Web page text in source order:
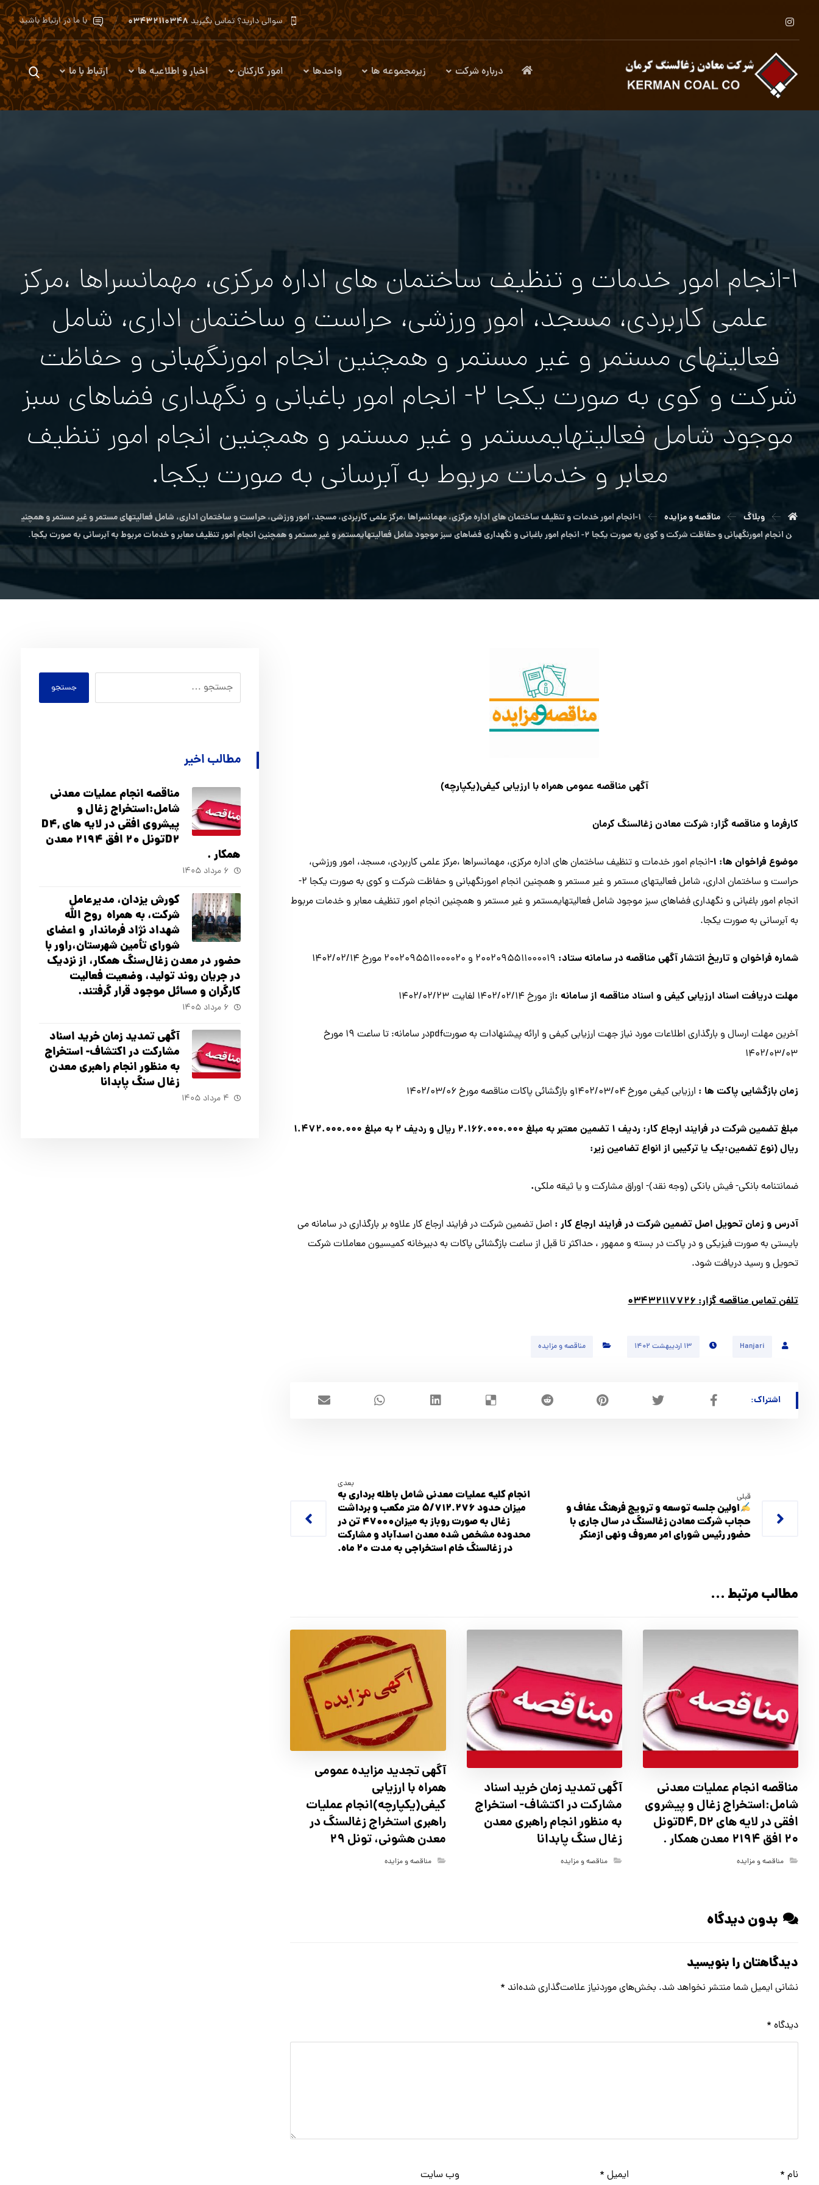
با ما در ارتباط باشید سوالی دارید؟ تماس بگیرید۰۳۴۳۲۱۱۰۳۴۸
درباره شرکت زیرمجموعه ها واحدها امور کارکنان اخبار و اطلاعیه ها ارتباط با ما
۱-انجام امور خدمات و تنظيف ساختمان های اداره مرکزی، مهمانسراها ،مرکز
علمی کاربردی، مسجد، امور ورزشی، حراست و ساختمان اداری، شامل
فعالیتهای مستمر و غیر مستمر و همچنين انجام امورنگهبانی و حفاظت
شركت و كوي به صورت یکجا ۲- انجام امور باغباني و نگهداري فضاهاي سبز
موجود شامل فعاليتهايمستمر و غير مستمر و همچنین انجام امور تنظيف
معابر و خدمات مربوط به آبرسانی به صورت یکجا.
وبلاگ مناقصه و مزایده
۱-انجام امور خدمات و تنظيف ساختمان های اداره مرکزی، مهمانسراها ،مرکز علمی کاربردی، مسجد، امور ورزشی، حراست و ساختمان اداری، شامل فعالیتهای مستمر و غیر مستمر و همچني
ن انجام امورنگهبانی و حفاظت شركت و كوي به صورت یکجا ۲- انجام امور باغباني و نگهداري فضاهاي سبز موجود شامل فعاليتهايمستمر و غير مستمر و همچنین انجام امور تنظيف معابر و خدمات مربوط به آبرسانی به صورت یکجا.
آگهي مناقصه عمومی همراه با ارزیابی کیفی(یکپارچه)
كارفرما و مناقصه گزار: شركت معادن زغالسنگ كرمان
موضوع فراخوان ها: ۱-
انجام امور خدمات و تنظيف ساختمان های اداره مرکزی، مهمانسراها ،مرکز علمی کاربردی، مسجد، امور ورزشی،
حراست و ساختمان اداری، شامل فعالیتهای مستمر و غیر مستمر و همچنين انجام امورنگهبانی و حفاظت شركت و كوي به صورت یکجا ۲-
انجام امور باغباني و نگهداري فضاهاي سبز موجود شامل فعاليتهايمستمر و غير مستمر و همچنین انجام امور تنظيف معابر و خدمات مربوط
به آبرسانی به صورت یکجا.
شماره فراخوان و تاريخ انتشار آگهي مناقصه در سامانه ستاد: ۲۰۰۲۰۹۵۵۱۱۰۰۰۰۱۹ و ۲۰۰۲۰۹۵۵۱۱۰۰۰۰۲۰ مورخ ۱۴۰۲/۰۲/۱۴
مهلت دریافت اسناد ارزيابي كيفي و اسناد مناقصه از سامانه :از مورخ ۱۴۰۲/۰۲/۱۴ لغايت ۱۴۰۲/۰۲/۲۳
آخرين مهلت ارسال و بارگذاري اطلاعات مورد نياز جهت ارزيابي كيفي و ارائه پیشنهادات به صورتpdfدر سامانه: تا ساعت 19 مورخ
1402/03/03
زمان بازگشایی پاکت ها : ارزيابي كيفي مورخ ۱۴۰۲/۰۳/۰۴و بازگشائي پاكات مناقصه مورخ ۱۴۰۲/۰۳/۰۶
مبلغ تضمین شرکت در فرایند ارجاع کار: ردیف ۱ تضمين معتبر به مبلغ ۲.۱۶۶.۰۰۰.۰۰۰ ریال و ردیف ۲ به مبلغ ۱.۴۷۲.۰۰۰.۰۰۰
ریال (نوع تضمين:يك يا تركيبي از انواع تضامين زير:
ضمانتنامه بانکی- فیش بانکی (وجه نقد)- اوراق مشارکت و يا ثیقه ملکی.
آدرس و زمان تحويل اصل تضمين شركت در فرايند ارجاع كار : اصل تضمين شركت در فرايند ارجاع كار علاوه بر بارگذاري در سامانه مي
بايستي به صورت فيزيكي و در پاكت در بسته و ممهور ، حداكثر تا قبل از ساعت بازگشائي پاكات به دبيرخانه كميسيون معاملات شركت
تحويل و رسيد دريافت شود.
تلفن تماس مناقصه گزار: ۰۳۴۳۲۱۱۷۷۲۶
Hanjari ۱۳ اردیبهشت ۱۴۰۲ مناقصه و مزایده
قبلی
اولین جلسه توسعه و ترویج فرهنگ عفاف و
حجاب شرکت معادن زغالسنگ در سال جاری با
حضور رئيس شوراي امر معروف ونهي ازمنكر
بعدی
انجام کلیه عملیات معدنی شامل باطله برداری به
میزان حدود ۵/۷۱۲.۲۷۶ متر مکعب و برداشت
زغال به صورت روباز به ميزان۴۷۰۰۰ تن در
محدوده مشخص شده معدن اسدآباد و مشارکت
در زغالسنگ خام استخراجی به مدت ۲۰ ماه.
مطالب مرتبط ...
مناقصه انجام عملیات معدنی
شامل:استخراج زغال و پیشروی
افقی در لایه های D4, D2تونل
20 افق 2194 معدن همکار .
مناقصه و مزایده
آگهي تمدید زمان خرید اسناد
مشارکت در اکتشاف- استخراج
به منظور انجام راهبری معدن
زغال سنگ پابدانا
مناقصه و مزایده
آگهي تجدید مزايده عمومی
همراه با ارزیابی
کیفی(یکپارچه)انجام عملیات
راهبری استخراج زغالسنگ در
معدن هشونی، تونل ۲۹
مناقصه و مزایده
بدون دیدگاه
دیدگاهتان را بنویسید
نشانی ایمیل شما منتشر نخواهد شد. بخش‌های موردنیاز علامت‌گذاری شده‌اند *
دیدگاه *
نام * ایمیل * وب‌ سایت
جستجو
مطالب اخیر
مناقصه انجام عملیات معدنی
شامل:استخراج زغال و
پیشروی افقی در لایه های D4,
D2تونل 20 افق 2194 معدن
همکار .
۶ مرداد ۱۴۰۵
کورش یزدان، مدیرعامل
شرکت، به همراه روح الله
شهداد نژاد فرماندار و اعضای
شورای تأ‌مین شهرستان،راور با
حضور در معدن زغال‌سنگ همکار، از نزدیک
در جریان روند تولید، وضعیت فعالیت
کارگران و مسائل موجود قرار گرفتند.
۶ مرداد ۱۴۰۵
آگهي تمدید زمان خرید اسناد
مشارکت در اکتشاف- استخراج
به منظور انجام راهبری معدن
زغال سنگ پابدانا
۴ مرداد ۱۴۰۵